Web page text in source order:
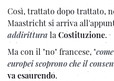
Così, trattato dopo trattato,
Maastricht si arriva
addirittura la Costituzione.
Ma con il "no" francese, "
europei scoprono che il
va esaurendo.